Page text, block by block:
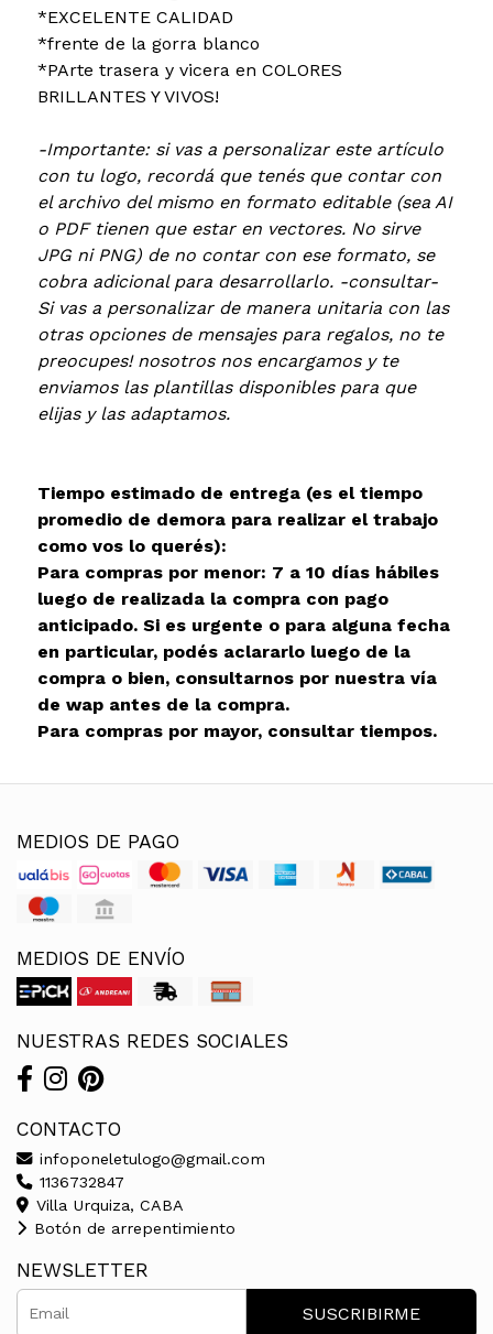
*EXCELENTE CALIDAD
*frente de la gorra blanco
*PArte trasera y vicera en COLORES
BRILLANTES Y VIVOS!
-Importante: si vas a personalizar este artículo
con tu logo, recordá que tenés que contar con
el archivo del mismo en formato editable (sea AI
o PDF tienen que estar en vectores. No sirve
JPG ni PNG) de no contar con ese formato, se
cobra adicional para desarrollarlo. -consultar-
Si vas a personalizar de manera unitaria con las
otras opciones de mensajes para regalos, no te
preocupes! nosotros nos encargamos y te
enviamos las plantillas disponibles para que
elijas y las adaptamos.
Tiempo estimado de entrega (es el tiempo
promedio de demora para realizar el trabajo
como vos lo querés):
Para compras por menor: 7 a 10 días hábiles
luego de realizada la compra con pago
anticipado. Si es urgente o para alguna fecha
en particular, podés aclararlo luego de la
compra o bien, consultarnos por nuestra vía
de wap antes de la compra.
Para compras por mayor, consultar tiempos.
MEDIOS DE PAGO
MEDIOS DE ENVÍO
NUESTRAS REDES SOCIALES
CONTACTO
infoponeletulogo@gmail.com
1136732847
Villa Urquiza, CABA
Botón de arrepentimiento
NEWSLETTER
SUSCRIBIRME